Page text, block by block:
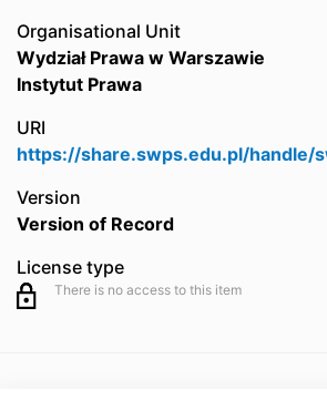
Organisational Unit
Wydział Prawa w Warszawie
Instytut Prawa
URI
https://share.swps.edu.pl/handle/
Version
Version of Record
License type
There is no access to this item